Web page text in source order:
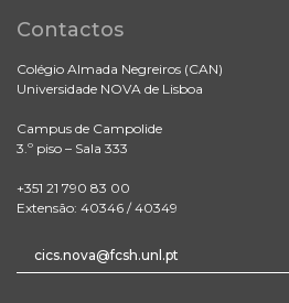
Contactos
Colégio Almada Negreiros (CAN)
Universidade NOVA de Lisboa
Campus de Campolide
3.º piso – Sala 333
+351 21 790 83 00
Extensão: 40346 / 40349
cics.nova@fcsh.unl.pt